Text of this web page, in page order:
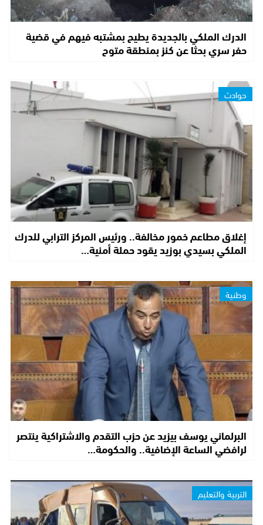
الدرك الملكي بالجديدة يطيح بمشتبه فيهم في قضية
حفر سري بحثا عن كنز بمنطقة متوح
حوادث
إغلاق مطاعم خمور مخالفة.. ورئيس المركز الترابي للدرك
الملكي بسيدي بوزيد يقود حملة أمنية…
وطنية
البرلماني يوسف بيزيد عن حزب التقدم والاشتراكية ينتصر
لرافضي الساعة الإضافية.. والحكومة…
التربية والتعليم